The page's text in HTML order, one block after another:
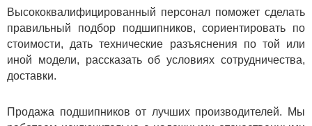
Высококвалифицированный персонал поможет сделать
правильный подбор подшипников, сориентировать по
стоимости, дать технические разъяснения по той или
иной модели, рассказать об условиях сотрудничества,
доставки.
Продажа подшипников от лучших производителей. Мы